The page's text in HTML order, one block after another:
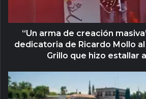
“Un arma de creación
dedicatoria de Ricardo Mollo
Grillo que hizo estallar